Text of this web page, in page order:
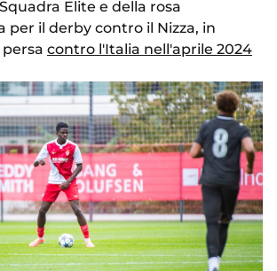
Elite e della rosa
per il derby contro il Nizza, in
contro l'Italia nell'aprile 2024